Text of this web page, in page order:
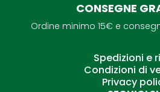
CONSEGNE
Ordine minimo 15€ e
Spedizioni e
Condizioni di
Privacy